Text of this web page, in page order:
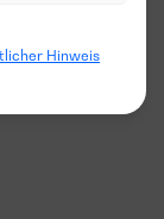
Hinweis